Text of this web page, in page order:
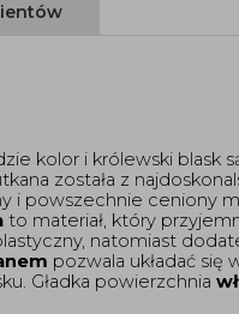
kolor i królewski blask
została z
i powszechnie ceniony
to materiał, który
natomiast
pozwala układać się
Gładka powierzchnia